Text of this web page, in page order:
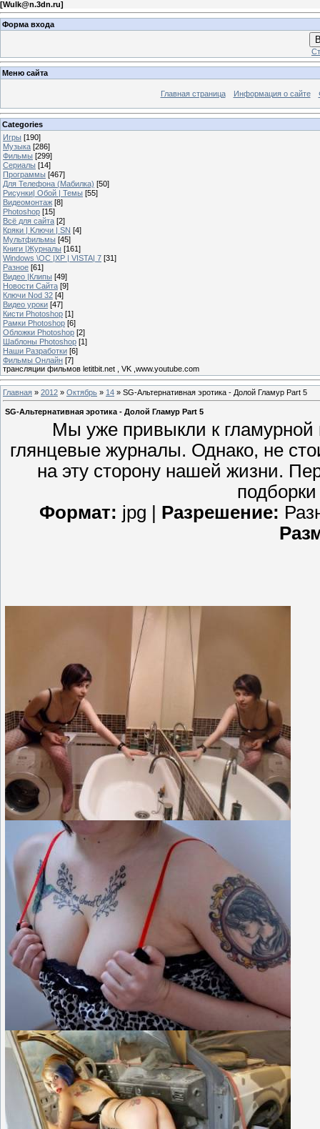
[Wulk@n.3dn.ru]
Форма входа
Меню сайта
Главная страница Информация о сайте
Categories
Игры [190]
Музыка [286]
Фильмы [299]
Сериалы [14]
Программы [467]
Для Телефона (Мабилка) [50]
Рисунки| Обой | Темы [55]
Видеомонтаж [8]
Photoshop [15]
Всё для сайта [2]
Кряки | Kлючи | SN [4]
Мультфильмы [45]
Книги |Журналы [161]
Windows \OC |XP | VISTA| 7 [31]
Разное [61]
Видео |Клипы [49]
Новости Сайта [9]
Ключи Nod 32 [4]
Видео уроки [47]
Кисти Photoshop [1]
Рамки Photoshop [6]
Обложки Photoshop [2]
Шаблоны Photoshop [1]
Наши Разработки [6]
Фильмы Онлайн [7]
трансляции фильмов letitbit.net , VK ,www.youtube.com
Главная » 2012 » Октябрь » 14 » SG-Альтернативная эротика - Долой Гламур Part 5
SG-Альтернативная эротика - Долой Гламур Part 5
Мы уже привыкли к гламурной
глянцевые журналы. Однако, не
на эту сторону нашей жизни.
Формат: jpg | Разрешение: